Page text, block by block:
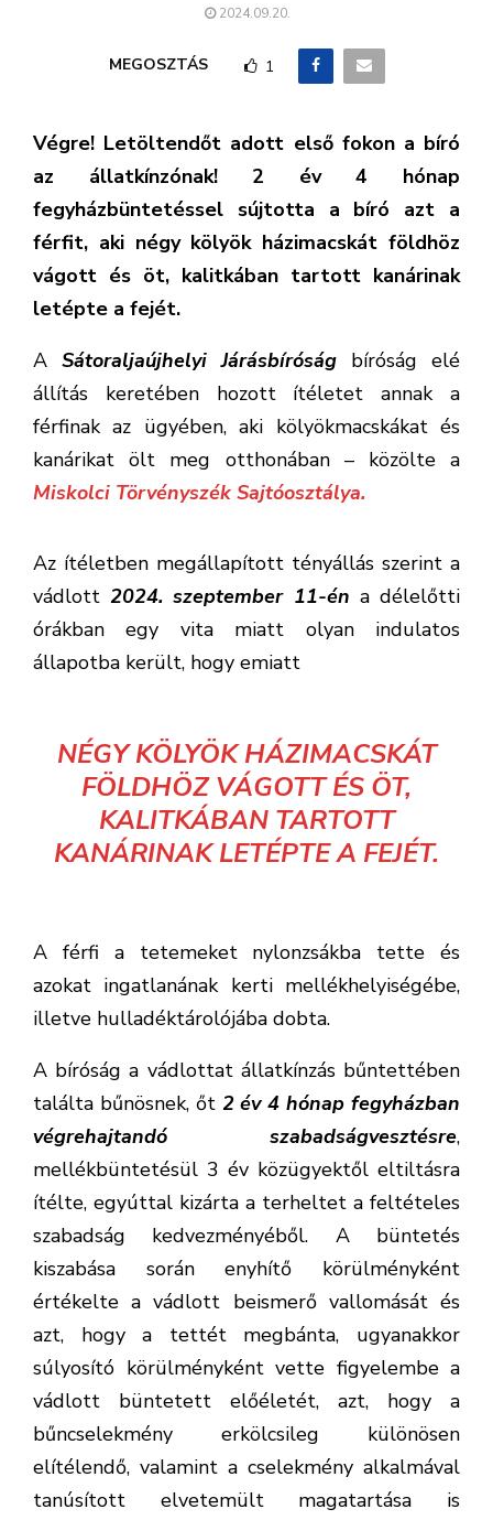
2024.09.20.
MEGOSZTÁS 1
Végre! Letöltendőt adott első fokon a bíró
az állatkínzónak! 2 év 4 hónap
fegyházbüntetéssel sújtotta a bíró azt a
férfit, aki négy kölyök házimacskát földhöz
vágott és öt, kalitkában tartott kanárinak
letépte a fejét.
A Sátoraljaújhelyi Járásbíróság bíróság elé
állítás keretében hozott ítéletet annak a
férfinak az ügyében, aki kölyökmacskákat és
kanárikat ölt meg otthonában – közölte a
Miskolci Törvényszék Sajtóosztálya.
Az ítéletben megállapított tényállás szerint a
vádlott2024. szeptember 11-én a délelőtti
órákban egy vita miatt olyan indulatos
állapotba került, hogy emiatt
NÉGY KÖLYÖK HÁZIMACSKÁT
FÖLDHÖZ VÁGOTT ÉS ÖT,
KALITKÁBAN TARTOTT
KANÁRINAK LETÉPTE A FEJÉT.
A férfi a tetemeket nylonzsákba tette és
azokat ingatlanának kerti mellékhelyiségébe,
illetve hulladéktárolójába dobta.
A bíróság a vádlottat állatkínzás bűntettében
találta bűnösnek, őt 2 év 4 hónap fegyházban
végrehajtandó szabadságvesztésre,
mellékbüntetésül 3 év közügyektől eltiltásra
ítélte, egyúttal kizárta a terheltet a feltételes
szabadság kedvezményéből. A büntetés
kiszabása során enyhítő körülményként
értékelte a vádlott beismerő vallomását és
azt, hogy a tettét megbánta, ugyanakkor
súlyosító körülményként vette figyelembe a
vádlott büntetett előéletét, azt, hogy a
bűncselekmény erkölcsileg különösen
elítélendő, valamint a cselekmény alkalmával
tanúsított elvetemült magatartása is